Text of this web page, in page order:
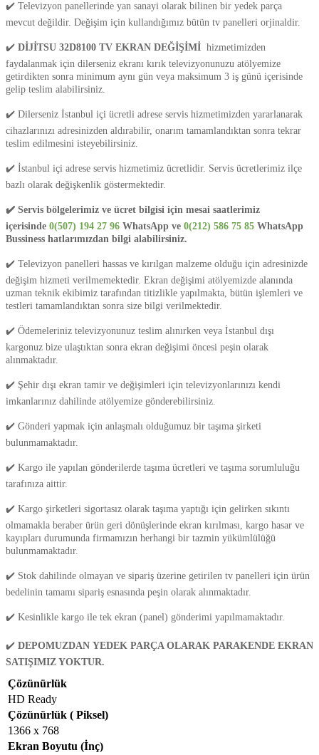
✔️ Televizyon panellerinde yan sanayi olarak bilinen bir yedek parça
mevcut değildir. Değişim için kullandığımız bütün tv panelleri orjinaldir.
✔️ DİJİTSU 32D8100 TV EKRAN DEĞİŞİMİ hizmetimizden
faydalanmak için dilerseniz ekranı kırık televizyonunuzu atölyemize
getirdikten sonra minimum aynı gün veya maksimum 3 iş günü içerisinde
gelip teslim alabilirsiniz.
✔️ Dilerseniz İstanbul içi ücretli adrese servis hizmetimizden yararlanarak
cihazlarınızı adresinizden aldırabilir, onarım tamamlandıktan sonra tekrar
teslim edilmesini isteyebilirsiniz.
✔️ İstanbul içi adrese servis hizmetimiz ücretlidir. Servis ücretlerimiz ilçe
bazlı olarak değişkenlik göstermektedir.
✔️ Servis bölgelerimiz ve ücret bilgisi için mesai saatlerimiz
içerisinde 0(507) 194 27 96 WhatsApp ve 0(212) 586 75 85 WhatsApp
Bussiness hatlarımızdan bilgi alabilirsiniz.
✔️ Televizyon panelleri hassas ve kırılgan malzeme olduğu için adresinizde
değişim hizmeti verilmemektedir. Ekran değişimi atölyemizde alanında
uzman teknik ekibimiz tarafından titizlikle yapılmakta, bütün işlemleri ve
testleri tamamlandıktan sonra size bilgi verilmektedir.
✔️ Ödemeleriniz televizyonunuz teslim alınırken veya İstanbul dışı
kargonuz bize ulaştıktan sonra ekran değişimi öncesi peşin olarak
alınmaktadır.
✔️ Şehir dışı ekran tamir ve değişimleri için televizyonlarınızı kendi
imkanlarınız dahilinde atölyemize gönderebilirsiniz.
✔️ Gönderi yapmak için anlaşmalı olduğumuz bir taşıma şirketi
bulunmamaktadır.
✔️ Kargo ile yapılan gönderilerde taşıma ücretleri ve taşıma sorumluluğu
tarafınıza aittir.
✔️ Kargo şirketleri sigortasız olarak taşıma yaptığı için gelirken sıkıntı
olmamakla beraber ürün geri dönüşlerinde ekran kırılması, kargo hasar ve
kayıpları durumunda firmamızın herhangi bir tazmin yükümlülüğü
bulunmamaktadır.
✔️ Stok dahilinde olmayan ve sipariş üzerine getirilen tv panelleri için ürün
bedelinin tamamı sipariş esnasında peşin olarak alınmaktadır.
✔️ Kesinlikle kargo ile tek ekran (panel) gönderimi yapılmamaktadır.
✔️ DEPOMUZDAN YEDEK PARÇA OLARAK PARAKENDE EKRAN
SATIŞIMIZ YOKTUR.
Çözünürlük
HD Ready
Çözünürlük ( Piksel)
1366 x 768
Ekran Boyutu (İnç)